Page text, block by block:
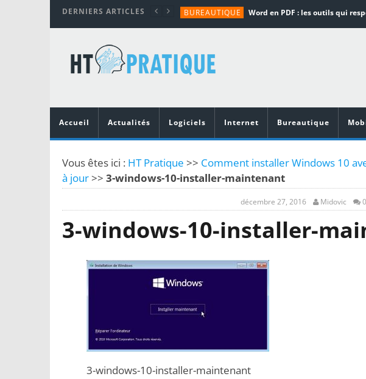
DERNIERS ARTICLES BUREAUTIQUE
TUTORIALS
MATÉRIEL
Accueil
Actualités Logiciels Internet Bureautique
Vous êtes ici : HT Pratique >> Comment installer Windows 10
à jour>> 3-windows-10-installer-maintenant
décembre 27, 2016 Midovic 0
3-windows-10-installer-
3-windows-10-installer-maintenant